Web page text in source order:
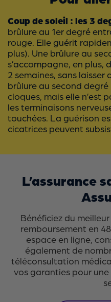
Coup de soleil : les 3
brûlure au 1er degré
rouge. Elle guérit
plus). Une brûlure au
s’accompagne, en plus,
2 semaines, sans laisser
brûlure au second
cloques, mais elle n’est
les terminaisons
touchées. La guérison
cicatrices peuvent
L’assurance
Bénéficiez du
remboursement en
espace en ligne,
également de
téléconsultation
vos garanties pour